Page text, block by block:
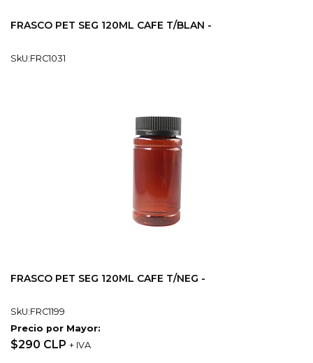
FRASCO PET SEG 120ML CAFE T/BLAN -
SkU:FRC1031
FRASCO PET SEG 120ML CAFE T/NEG -
SkU:FRC1199
Precio por Mayor:
$290 CLP + IVA